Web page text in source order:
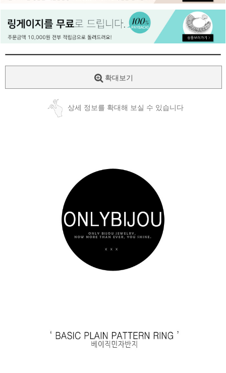
페이코 ID로
PAYCO 바로
확대보기
상세 정보를 확대해 보실 수 있습니다